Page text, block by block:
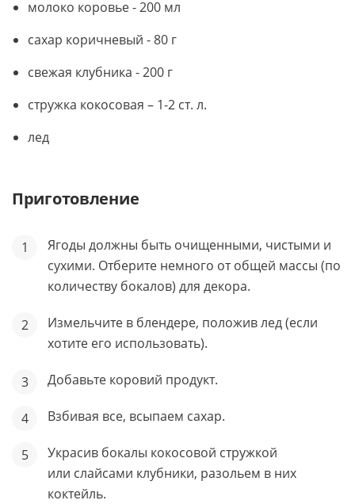
молоко коровье - 200 мл
сахар коричневый - 80 г
свежая клубника - 200 г
стружка кокосовая – 1-2 ст. л.
лед
Приготовление
Ягоды должны быть очищенными, чистыми и
сухими. Отберите немного от общей массы (по
количеству бокалов) для декора.
Измельчите в блендере, положив лед (если
хотите его использовать).
Добавьте коровий продукт.
Взбивая все, всыпаем сахар.
Украсив бокалы кокосовой стружкой
или слайсами клубники, разольем в них
коктейль.